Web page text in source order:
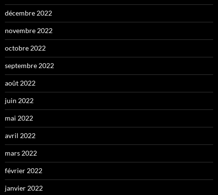
décembre 2022
novembre 2022
octobre 2022
septembre 2022
août 2022
juin 2022
mai 2022
avril 2022
mars 2022
février 2022
janvier 2022